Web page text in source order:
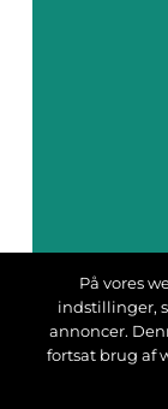
På vores
indstillinger,
annoncer.
fortsat brug af